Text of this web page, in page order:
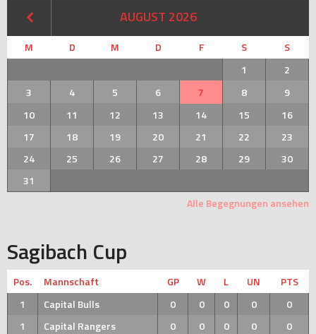
AUGUST 2026
M D M D F S
S
1
2
3
4 5 6 7 8
9
10
11 12 13 14 15
16
17
18 19 20 21 22
23
24
25 26 27 28 29
30
31
Alle Begegnungen ansehen
Sagibach Cup
Pos. Mannschaft GP W L UN
PTS
1
Capital Bulls 0 0 0 0
0
1
Capital Rangers 0 0 0 0 0